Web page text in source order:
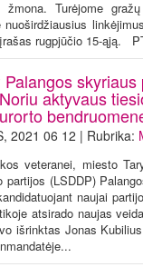
Turėjome
rugpjūčio 15-ąją.
aktyvaus
2021 06 12 | Rubrika:
veteranei, miesto
partijos (LSDDP)
naujai
atsirado naujas
išrinktas Jonas